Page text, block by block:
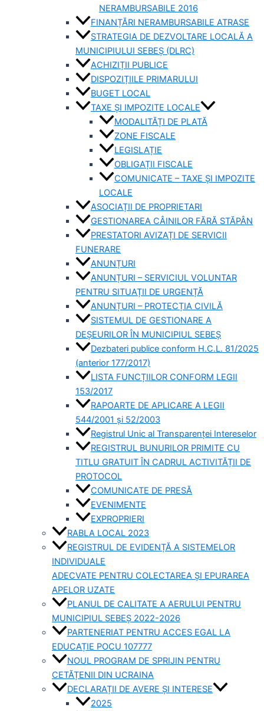
NERAMBURSABILE 2016
FINANȚĂRI NERAMBURSABILE ATRASE
STRATEGIA DE DEZVOLTARE LOCALĂ A
MUNICIPIULUI SEBEȘ (DLRC)
ACHIZIȚII PUBLICE
DISPOZIȚIILE PRIMARULUI
BUGET LOCAL
TAXE ȘI IMPOZITE LOCALE
MODALITĂȚI DE PLATĂ
ZONE FISCALE
LEGISLAȚIE
OBLIGAȚII FISCALE
COMUNICATE – TAXE ȘI IMPOZITE
LOCALE
ASOCIAȚII DE PROPRIETARI
GESTIONAREA CÂINILOR FĂRĂ STĂPÂN
PRESTATORI AVIZAȚI DE SERVICII
FUNERARE
ANUNȚURI
ANUNȚURI – SERVICIUL VOLUNTAR
PENTRU SITUAȚII DE URGENȚĂ
ANUNȚURI – PROTECȚIA CIVILĂ
SISTEMUL DE GESTIONARE A
DEȘEURILOR ÎN MUNICIPIUL SEBEȘ
Dezbateri publice conform H.C.L. 81/2025
(anterior 177/2017)
LISTA FUNCȚIILOR CONFORM LEGII
153/2017
RAPOARTE DE APLICARE A LEGII
544/2001 și 52/2003
Registrul Unic al Transparenței Intereselor
REGISTRUL BUNURILOR PRIMITE CU
TITLU GRATUIT ÎN CADRUL ACTIVITĂȚII DE
PROTOCOL
COMUNICATE DE PRESĂ
EVENIMENTE
EXPROPRIERI
RABLA LOCAL 2023
REGISTRUL DE EVIDENȚĂ A SISTEMELOR
INDIVIDUALE
ADECVATE PENTRU COLECTAREA ȘI EPURAREA
APELOR UZATE
PLANUL DE CALITATE A AERULUI PENTRU
MUNICIPIUL SEBEȘ 2022-2026
PARTENERIAT PENTRU ACCES EGAL LA
EDUCAȚIE POCU 107777
NOUL PROGRAM DE SPRIJIN PENTRU
CETĂȚENII DIN UCRAINA
DECLARAȚII DE AVERE ȘI INTERESE
2025